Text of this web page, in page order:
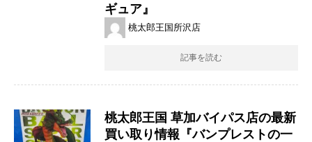
ギュア』
桃太郎王国所沢店
記事を読む
桃太郎王国 草加バイパス店の最新
買い取り情報『バンプレストの一